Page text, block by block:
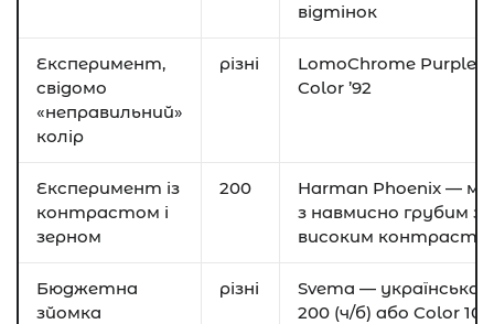
відтінок
Експеримент,
свідомо
«неправильний»
колір
різні
LomoChrome Purple,
Color ’92
Експеримент із
контрастом і
зерном
200
Harman Phoenix —
з навмисно грубим
високим
Бюджетна
зйомка
різні
Svema — українська
200 (ч/б) або Color